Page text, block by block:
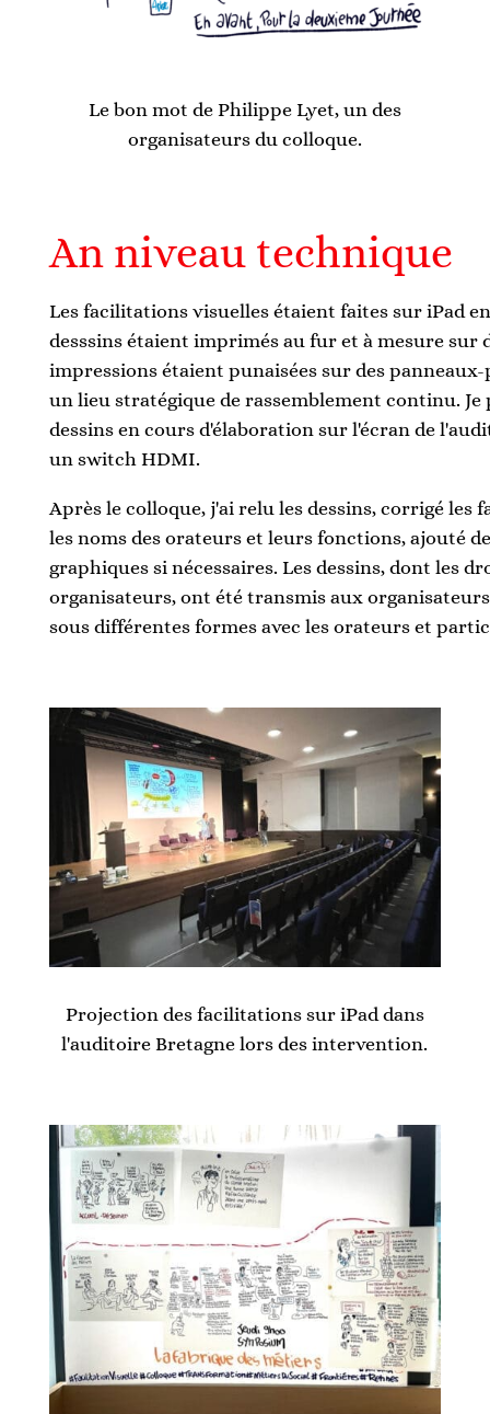
Le bon mot de Philippe Lyet, un des
organisateurs du colloque.
An niveau technique
Les facilitations visuelles étaient faites sur iPad
desssins étaient imprimés au fur et à mesure sur
impressions étaient punaisées sur des
un lieu stratégique de rassemblement continu. Je
dessins en cours d'élaboration sur l'écran de
un switch HDMI.
Après le colloque, j'ai relu les dessins, corrigé les
les noms des orateurs et leurs fonctions, ajouté
graphiques si nécessaires. Les dessins, dont les
organisateurs, ont été transmis aux
sous différentes formes avec les orateurs et
Projection des facilitations sur iPad dans
l'auditoire Bretagne lors des intervention.